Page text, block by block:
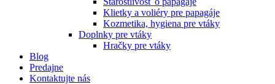
Klietky a voliéry pre papagáje
Kozmetika, hygiena pre vtáky
Doplnky pre vtáky
Hračky pre vtáky
Blog
Predajne
Kontaktujte nás